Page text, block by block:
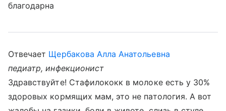
благодарна
Отвечает Щербакова Алла Анатольевна
педиатр, инфекционист
Здравствуйте! Стафилококк в молоке есть у 30%
здоровых кормящих мам, это не патология. А вот